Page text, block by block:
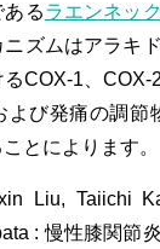
あるラエンネック
ニズムはアラキ
COX-1、COX-
よび発痛の調節
とによります。
Liu, Taiichi
: 慢性膝関節